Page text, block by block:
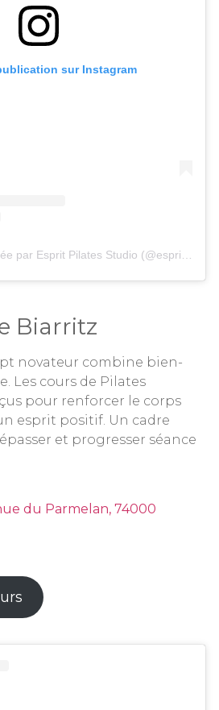
sur Instagram
Biarritz
novateur combine bien-
Les cours de Pilates
pour renforcer le corps
esprit positif. Un cadre
et progresser séance
du Parmelan, 74000